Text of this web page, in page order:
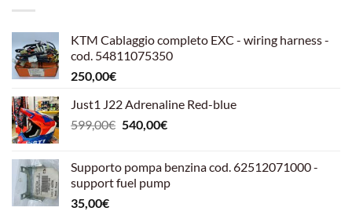
KTM Cablaggio completo EXC - wiring harness -
cod. 54811075350
250,00€
Just1 J22 Adrenaline Red-blue
599,00€ Il
era:
599,00€.
540,00€Il
è:
540,00€.
Supporto pompa benzina cod. 62512071000 -
support fuel pump
35,00€